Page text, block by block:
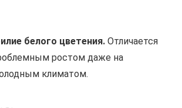
белого цветения. Отличается
ростом даже на
климатом.